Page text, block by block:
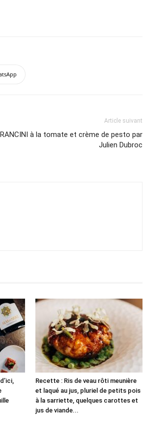
Article suivant
à la tomate et crème de pesto par
Julien Dubroc
Recette : Ris de veau rôti meunière
et laqué au jus, pluriel de petits pois
à la sarriette, quelques carottes et
jus de viande...